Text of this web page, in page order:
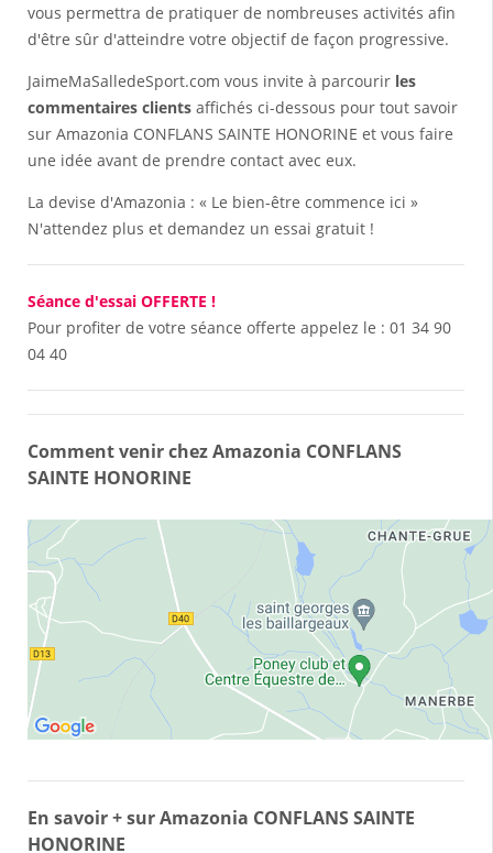
vous permettra de pratiquer de nombreuses activités afin
d'être sûr d'atteindre votre objectif de façon progressive.
JaimeMaSalledeSport.com vous invite à parcourir les
commentaires clients affichés ci-dessous pour tout savoir
sur Amazonia CONFLANS SAINTE HONORINE et vous faire
une idée avant de prendre contact avec eux.
La devise d'Amazonia : « Le bien-être commence ici »
N'attendez plus et demandez un essai gratuit !
Séance d'essai OFFERTE !
Pour profiter de votre séance offerte appelez le : 01 34 90
04 40
Comment venir chez Amazonia CONFLANS
SAINTE HONORINE
En savoir + sur Amazonia CONFLANS SAINTE
HONORINE